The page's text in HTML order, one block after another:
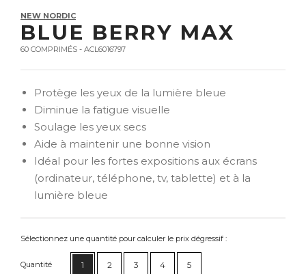
NEW NORDIC
BLUE BERRY MAX
60 COMPRIMÉS - ACL6016797
Protège les yeux de la lumière bleue
Diminue la fatigue visuelle
Soulage les yeux secs
Aide à maintenir une bonne vision
Idéal pour les fortes expositions aux écrans
(ordinateur, téléphone, tv, tablette) et à la
lumière bleue
Sélectionnez une quantité pour calculer le prix dégressif :
Quantité 1 2 3 4 5